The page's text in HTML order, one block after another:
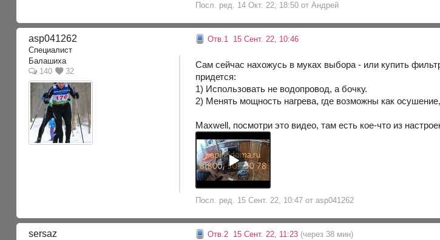
Посл. ред. 14 Окт. 22, 18:50 от Андрей
asp041262
Специалист
Балашиха
140
32
Отв.1 15 Сент. 22, 10:46
Сам сейчас нахожусь в муках выбора - или купить
придется:
1) Использовать не водопровод, а бочку.
2) Менять мощность нагрева, где возможны как
Maxwell, посмотри это видео, там есть кое-что из
Посл. ред. 15 Сент. 22, 10:47 от asp041262
sersaz Отв.2 15 Сент. 22, 11:23 (через 38 мин)